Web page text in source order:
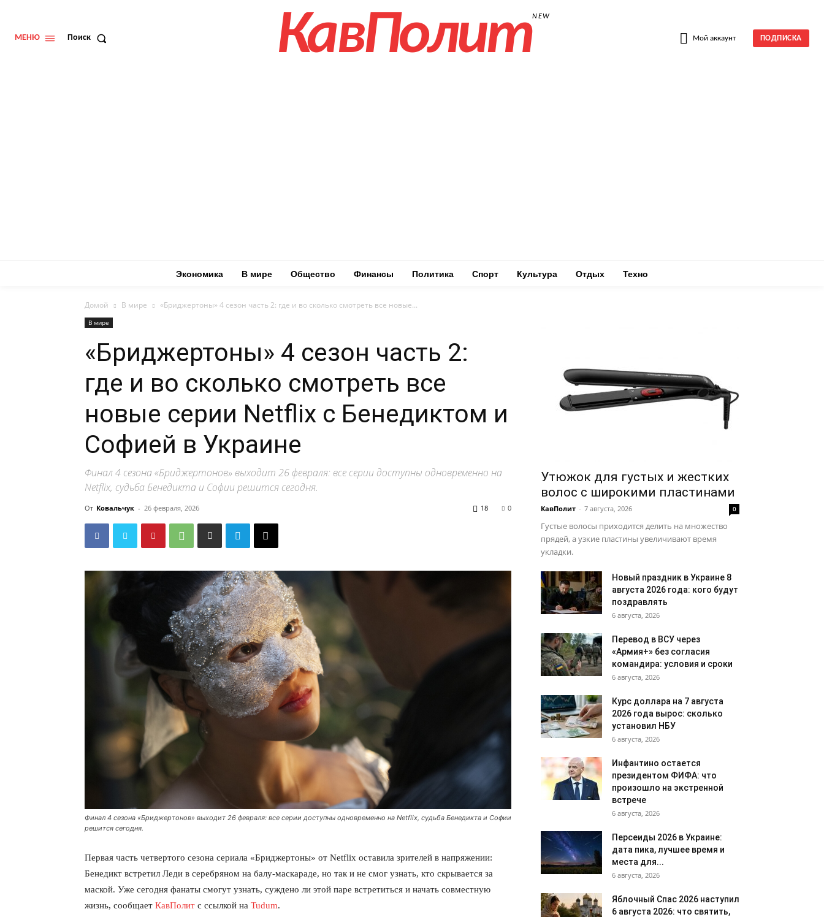
МЕНЮ Поиск КавПолитNEW
Мой аккаунт ПОДПИСКА
Экономика В мире Общество Финансы Политика Спорт Культура Отдых Техно
Домой В мире «Бриджертоны» 4 сезон часть 2: где и во сколько смотреть все новые...
В мире
«Бриджертоны» 4 сезон часть 2:
где и во сколько смотреть все
новые серии Netflix с Бенедиктом и
Софией в Украине
Финал 4 сезона «Бриджертонов» выходит 26 февраля: все серии доступны одновременно на
Netflix, судьба Бенедикта и Софии решится сегодня.
От Ковальчук - 26 февраля, 2026 0
18
Финал 4 сезона «Бриджертонов» выходит 26 февраля: все серии доступны одновременно на Netflix, судьба Бенедикта и Софии
решится сегодня.
Первая часть четвертого сезона сериала «Бриджертоны» от Netflix оставила зрителей в напряжении:
Бенедикт встретил Леди в серебряном на балу-маскараде, но так и не смог узнать, кто скрывается за
маской. Уже сегодня фанаты смогут узнать, суждено ли этой паре встретиться и начать совместную
жизнь, сообщает КавПолит с ссылкой на Tudum.
Утюжок для густых и жестких
волос с широкими пластинами
КавПолит - 7 августа, 2026 0
Густые волосы приходится делить на множество
прядей, а узкие пластины увеличивают время
укладки.
Новый праздник в Украине 8
августа 2026 года: кого будут
поздравлять
6 августа, 2026
Перевод в ВСУ через
«Армия+» без согласия
командира: условия и сроки
6 августа, 2026
Курс доллара на 7 августа
2026 года вырос: сколько
установил НБУ
6 августа, 2026
Инфантино остается
президентом ФИФА: что
произошло на экстренной
встрече
6 августа, 2026
Персеиды 2026 в Украине:
дата пика, лучшее время и
места для...
6 августа, 2026
Яблочный Спас 2026 наступил
6 августа 2026: что святить,